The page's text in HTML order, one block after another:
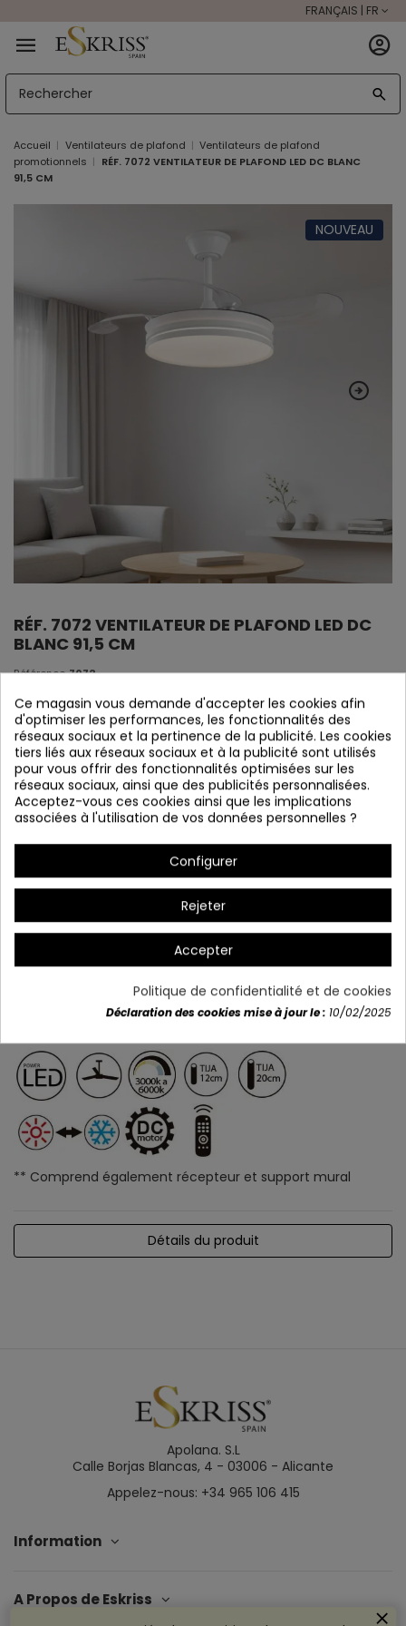
FRANÇAIS | FR
Accueil Ventilateurs de plafond
Ventilateurs de plafond
promotionnels
RÉF. 7072 VENTILATEUR DE PLAFOND LED DC BLANC
91,5 CM
NOUVEAU
RÉF. 7072 VENTILATEUR DE PLAFOND LED DC
BLANC 91,5 CM
Référence 7072
Vérifier la disponibilité
*VENTE PROMOTIONNELLE POUR QUE NOS CLIENTS
PUISSENT LE VENDRE EN LIGNE OU EN MAGASIN*
** Comprend également récepteur et support mural
Détails du produit
Apolana. S.L
Calle Borjas Blancas, 4 - 03006 - Alicante
Appelez-nous: +34 965 106 415
Information
A Propos de Eskriss
Ce magasin vous demande d'accepter les cookies afin
d'optimiser les performances, les fonctionnalités des
réseaux sociaux et la pertinence de la publicité. Les cookies
tiers liés aux réseaux sociaux et à la publicité sont utilisés
pour vous offrir des fonctionnalités optimisées sur les
réseaux sociaux, ainsi que des publicités personnalisées.
Acceptez-vous ces cookies ainsi que les implications
associées à l'utilisation de vos données personnelles ?
Configurer
Rejeter
Accepter
Politique de confidentialité et de cookies
Déclaration des cookies mise à jour le : 10/02/2025